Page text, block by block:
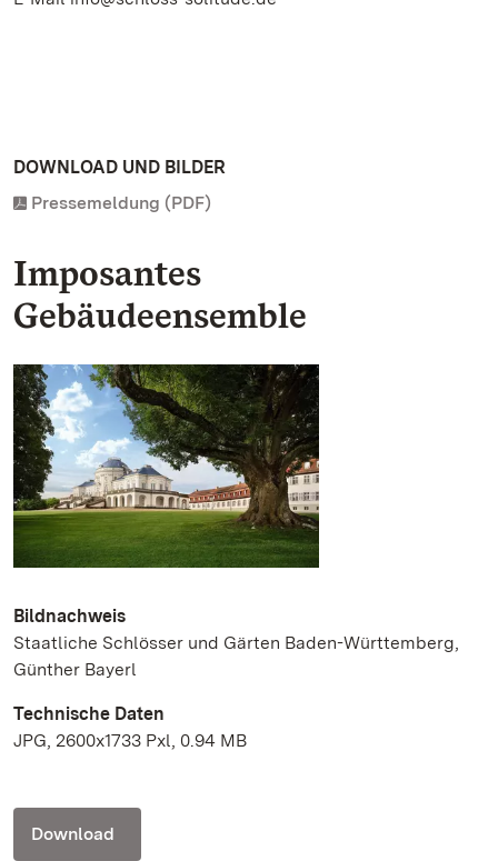
DOWNLOAD UND BILDER
Pressemeldung (PDF)
Imposantes
Gebäudeensemble
Bildnachweis
Staatliche Schlösser und Gärten Baden-Württemberg,
Günther Bayerl
Technische Daten
JPG, 2600x1733 Pxl, 0.94 MB
Download